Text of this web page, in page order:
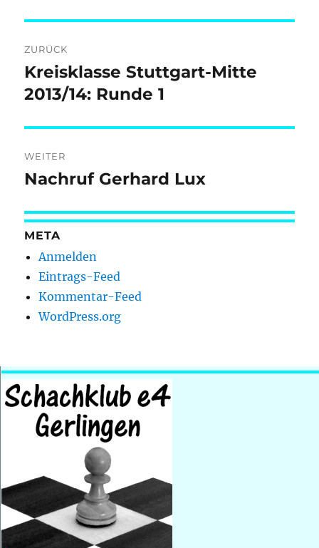
ZURÜCK
Vorheriger
Beitrag:
Kreisklasse Stuttgart-Mitte
2013/14: Runde 1
WEITER
Nächster
Nachruf Gerhard Lux
META
Anmelden
Eintrags-Feed
Kommentar-Feed
WordPress.org